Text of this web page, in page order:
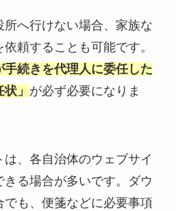
へ行けない場合、家族な
頼することも可能です。
手続きを代理人に委任した
」 が必ず必要になりま
、各自治体のウェブサイ
きる場合が多いです。ダウ
でも、便箋などに必要事項